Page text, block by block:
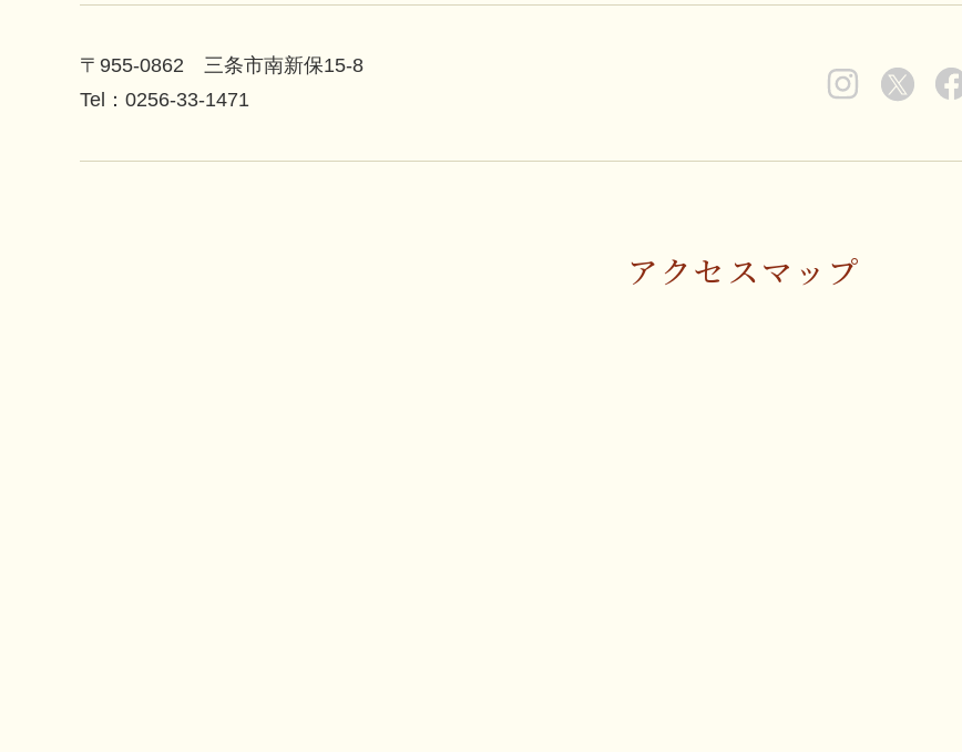
〒955-0862 三条市南新保15-8
Tel：0256-33-1471
アクセスマップ